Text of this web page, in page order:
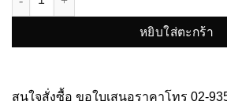
หยิบใส่ตะกร้า
สนใจสั่งซื้อ ขอใบเสนอราคาโทร 02-